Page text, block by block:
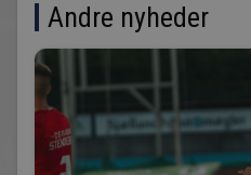
Andre nyheder